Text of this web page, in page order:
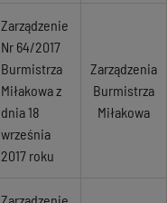
Zarządzenie
Nr 64/2017
Burmistrza
Miłakowa z
dnia 18
września
2017 roku
Zarządzenia
Burmistrza
Miłakowa